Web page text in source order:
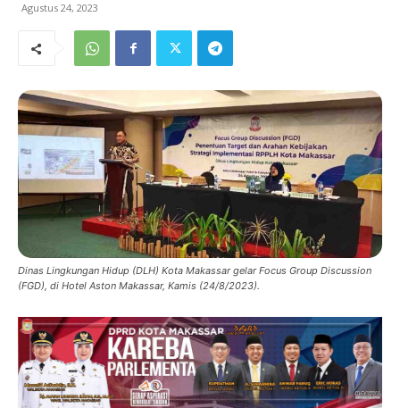
Agustus 24, 2023
Dinas Lingkungan Hidup (DLH) Kota Makassar gelar Focus Group Discussion
(FGD), di Hotel Aston Makassar, Kamis (24/8/2023).